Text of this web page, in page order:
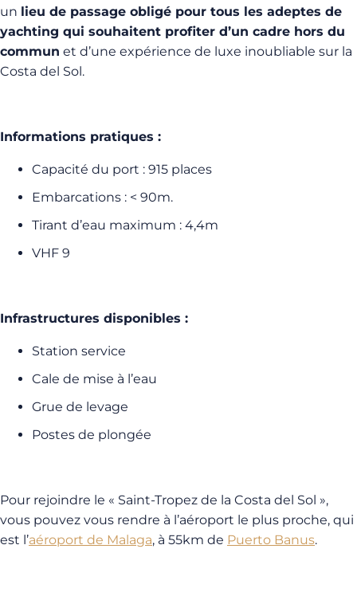
un lieu de passage obligé pour tous les adeptes de
yachting qui souhaitent profiter d’un cadre hors du
commun et d’une expérience de luxe inoubliable sur la
Costa del Sol.
Informations pratiques :
Capacité du port : 915 places
Embarcations : < 90m.
Tirant d’eau maximum : 4,4m
VHF 9
Infrastructures disponibles :
Station service
Cale de mise à l’eau
Grue de levage
Postes de plongée
Pour rejoindre le « Saint-Tropez de la Costa del Sol »,
vous pouvez vous rendre à l’aéroport le plus proche, qui
est l’aéroport de Malaga, à 55km de Puerto Banus.